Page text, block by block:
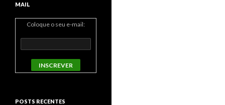
MAIL
Coloque o seu e-mail:
POSTS RECENTES